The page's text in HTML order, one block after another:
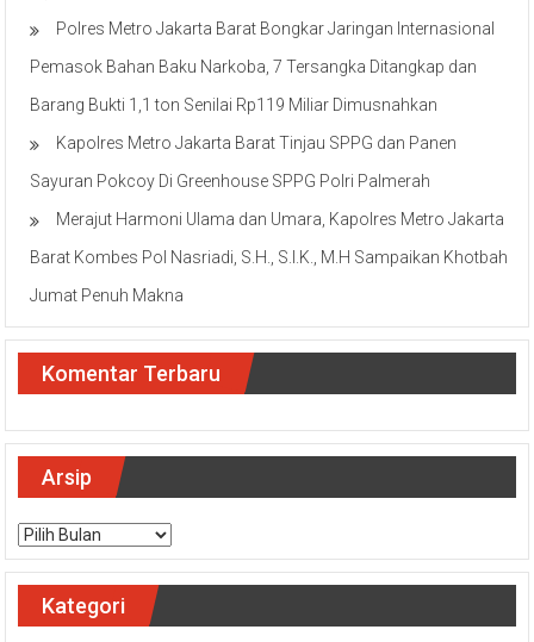
Polres Metro Jakarta Barat Bongkar Jaringan Internasional
Pemasok Bahan Baku Narkoba, 7 Tersangka Ditangkap dan
Barang Bukti 1,1 ton Senilai Rp119 Miliar Dimusnahkan
Kapolres Metro Jakarta Barat Tinjau SPPG dan Panen
Sayuran Pokcoy Di Greenhouse SPPG Polri Palmerah
Merajut Harmoni Ulama dan Umara, Kapolres Metro Jakarta
Barat Kombes Pol Nasriadi, S.H., S.I.K., M.H Sampaikan Khotbah
Jumat Penuh Makna
Komentar Terbaru
Arsip
Arsip
Kategori